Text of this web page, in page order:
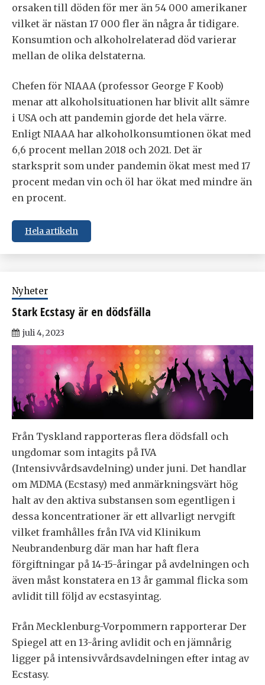
orsaken till döden för mer än 54 000 amerikaner
vilket är nästan 17 000 fler än några år tidigare.
Konsumtion och alkoholrelaterad död varierar
mellan de olika delstaterna.
Chefen för NIAAA (professor George F Koob)
menar att alkoholsituationen har blivit allt sämre
i USA och att pandemin gjorde det hela värre.
Enligt NIAAA har alkoholkonsumtionen ökat med
6,6 procent mellan 2018 och 2021. Det är
starksprit som under pandemin ökat mest med 17
procent medan vin och öl har ökat med mindre än
en procent.
Hela artikeln
Nyheter
Stark Ecstasy är en dödsfälla
juli 4, 2023
Från Tyskland rapporteras flera dödsfall och
ungdomar som intagits på IVA
(Intensivvårdsavdelning) under juni. Det handlar
om MDMA (Ecstasy) med anmärkningsvärt hög
halt av den aktiva substansen som egentligen i
dessa koncentrationer är ett allvarligt nervgift
vilket framhålles från IVA vid Klinikum
Neubrandenburg där man har haft flera
förgiftningar på 14-15-åringar på avdelningen och
även måst konstatera en 13 år gammal flicka som
avlidit till följd av ecstasyintag.
Från Mecklenburg-Vorpommern rapporterar Der
Spiegel att en 13-åring avlidit och en jämnårig
ligger på intensivvårdsavdelningen efter intag av
Ecstasy.